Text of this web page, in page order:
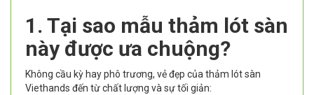
1. Tại sao mẫu thảm lót sàn
này được ưa chuộng?
Không cầu kỳ hay phô trương, vẻ đẹp của thảm lót sàn
Viethands đến từ chất lượng và sự tối giản: